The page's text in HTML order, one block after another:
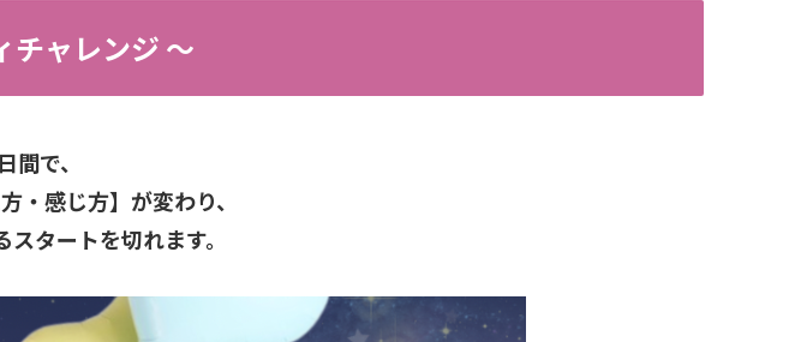
ャレンジ 〜
間で、
・感じ方】が変わり、
タートを切れます。